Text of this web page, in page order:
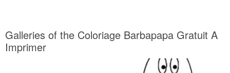
Galleries of the Coloriage Barbapapa Gratuit A
Imprimer